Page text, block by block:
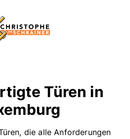
Türen in
die alle Anforderungen